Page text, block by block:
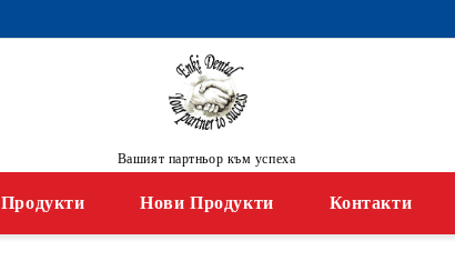
Вашият партньор към успеха
Продукти Нови Продукти Контакти